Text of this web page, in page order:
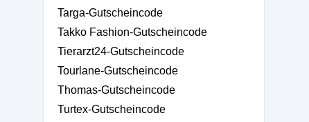
Targa-Gutscheincode
Takko Fashion-Gutscheincode
Tierarzt24-Gutscheincode
Tourlane-Gutscheincode
Thomas-Gutscheincode
Turtex-Gutscheincode